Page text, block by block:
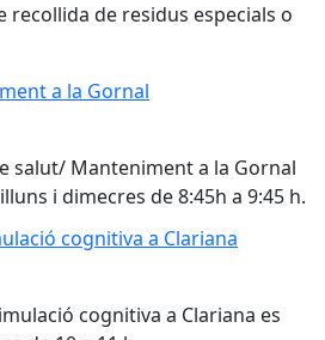
recollida de residus especials o
a la Gornal
a la Gornal
salut/ Manteniment a la Gornal
i dimecres de 8:45h a 9:45 h.
cognitiva a Clariana
cognitiva a Clariana
cognitiva a Clariana es